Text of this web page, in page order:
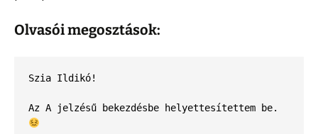
Olvasói megosztások:
Szia Ildikó!
Az A jelzésű bekezdésbe helyettesítettem be.